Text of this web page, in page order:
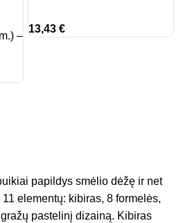
–
13,43 €
papildys smėlio dėžę ir net
elementų: kibiras, 8 formelės,
pastelinį dizainą. Kibiras